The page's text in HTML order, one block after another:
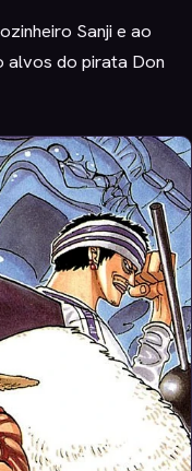
Sanji e ao
alvos do pirata Don